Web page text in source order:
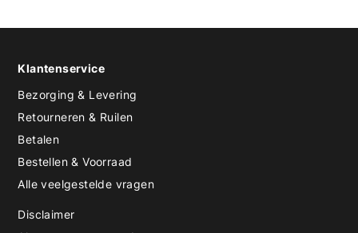
Klantenservice
Bezorging & Levering
Retourneren & Ruilen
Betalen
Bestellen & Voorraad
Alle veelgestelde vragen
Disclaimer